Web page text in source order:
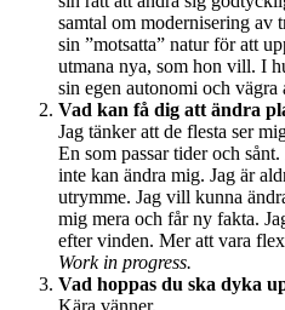
samtal om modernisering av
sin ”motsatta” natur för att
utmana nya, som hon vill. I
sin egen autonomi och
Vad kan få dig att ändra
Jag tänker att de flesta ser
En som passar tider och
inte kan ändra mig. Jag är
utrymme. Jag vill kunna
mig mera och får ny fakta.
efter vinden. Mer att vara
Work in progress.
Vad hoppas du ska dyka
Kära vänner.